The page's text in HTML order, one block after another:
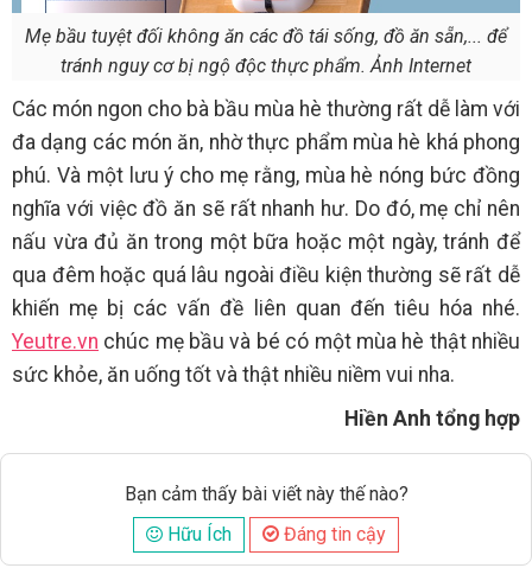
Mẹ bầu tuyệt đối không ăn các đồ tái sống, đồ ăn sẵn,... để
tránh nguy cơ bị ngộ độc thực phẩm. Ảnh Internet
Các món ngon cho bà bầu mùa hè thường rất dễ làm với
đa dạng các món ăn, nhờ thực phẩm mùa hè khá phong
phú. Và một lưu ý cho mẹ rằng, mùa hè nóng bức đồng
nghĩa với việc đồ ăn sẽ rất nhanh hư. Do đó, mẹ chỉ nên
nấu vừa đủ ăn trong một bữa hoặc một ngày, tránh để
qua đêm hoặc quá lâu ngoài điều kiện thường sẽ rất dễ
khiến mẹ bị các vấn đề liên quan đến tiêu hóa nhé.
Yeutre.vn chúc mẹ bầu và bé có một mùa hè thật nhiều
sức khỏe, ăn uống tốt và thật nhiều niềm vui nha.
Hiền Anh tổng hợp
Bạn cảm thấy bài viết này thế nào?
Hữu Ích
Đáng tin cậy